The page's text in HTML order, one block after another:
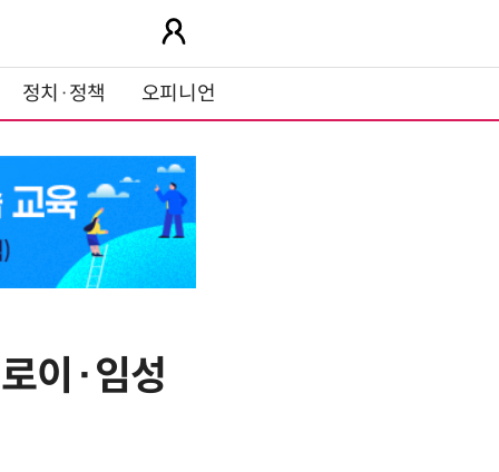
정치·정책 오피니언
이·임성